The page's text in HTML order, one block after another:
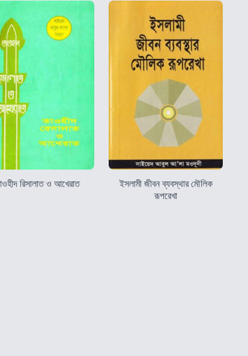
রিসালাত ও আখেরাত
ইসলামী জীবন ব্যবস্থার মৌলিক
রূপরেখা